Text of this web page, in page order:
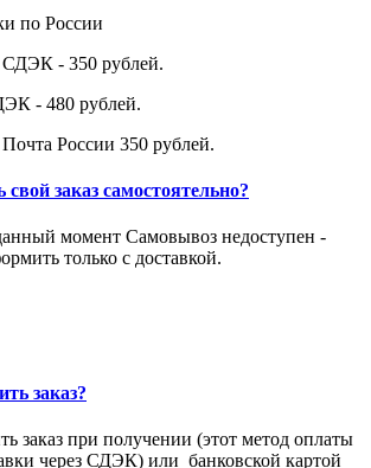
по России
- 350 рублей.
- 480 рублей.
России 350 рублей.
заказ самостоятельно?
момент Самовывоз недоступен -
только с доставкой.
заказ?
заказ при получении (этот метод оплаты
через СДЭК) или банковской картой